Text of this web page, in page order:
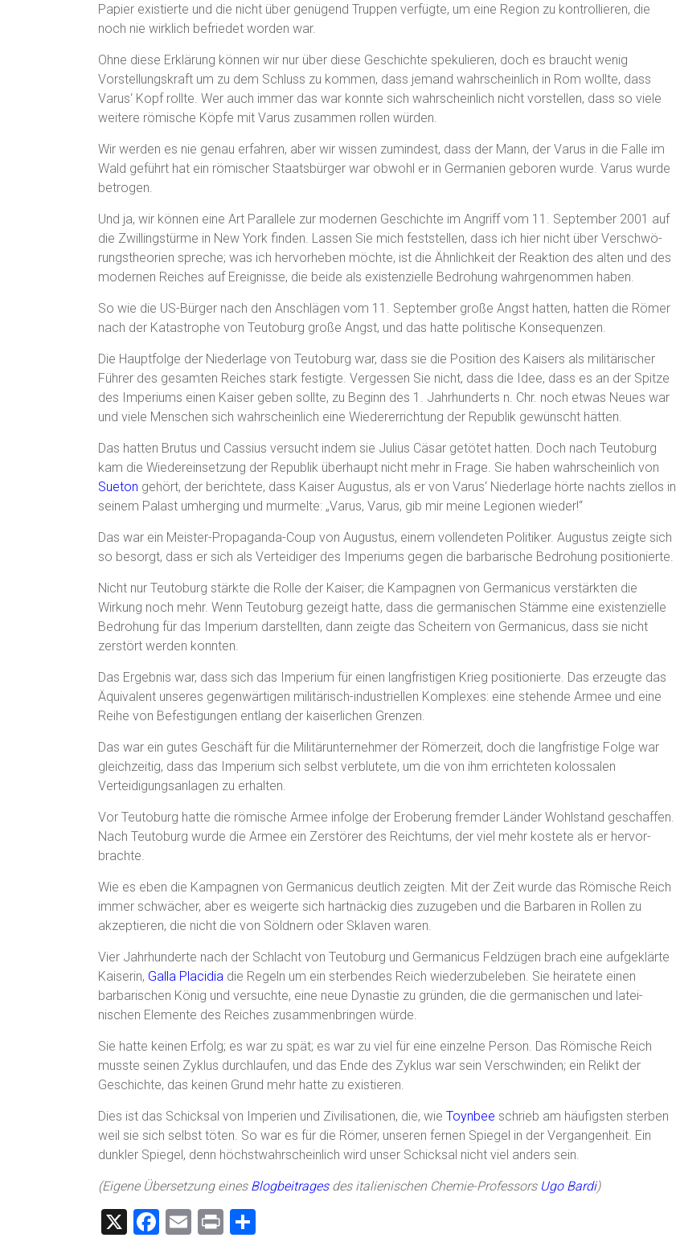
Papier existierte und die nicht über genügend Truppen verfügte, um eine Region zu kontrollieren, die
noch nie wirklich befriedet worden war.
Ohne diese Erklärung können wir nur über diese Geschichte spekulieren, doch es braucht wenig
Vorstellungskraft um zu dem Schluss zu kommen, dass jemand wahrscheinlich in Rom wollte, dass
Varus‘ Kopf rollte. Wer auch immer das war konnte sich wahrscheinlich nicht vorstellen, dass so viele
weitere römische Köpfe mit Varus zusammen rollen würden.
Wir werden es nie genau erfahren, aber wir wissen zumindest, dass der Mann, der Varus in die Falle im
Wald geführt hat ein römischer Staatsbürger war obwohl er in Germanien geboren wurde. Varus wurde
betrogen.
Und ja, wir können eine Art Parallele zur modernen Geschichte im Angriff vom 11. September 2001 auf
die Zwillingstürme in New York finden. Lassen Sie mich feststellen, dass ich hier nicht über Verschwö-
rungstheorien spreche; was ich hervorheben möchte, ist die Ähnlichkeit der Reaktion des alten und des
modernen Reiches auf Ereignisse, die beide als existenzielle Bedrohung wahrgenommen haben.
So wie die US-Bürger nach den Anschlägen vom 11. September große Angst hatten, hatten die Römer
nach der Katastrophe von Teutoburg große Angst, und das hatte politische Konsequenzen.
Die Hauptfolge der Niederlage von Teutoburg war, dass sie die Position des Kaisers als militärischer
Führer des gesamten Reiches stark festigte. Vergessen Sie nicht, dass die Idee, dass es an der Spitze
des Imperiums einen Kaiser geben sollte, zu Beginn des 1. Jahrhunderts n. Chr. noch etwas Neues war
und viele Menschen sich wahrscheinlich eine Wiedererrichtung der Republik gewünscht hätten.
Das hatten Brutus und Cassius versucht indem sie Julius Cäsar getötet hatten. Doch nach Teutoburg
kam die Wiedereinsetzung der Republik überhaupt nicht mehr in Frage. Sie haben wahrscheinlich von
Sueton gehört, der berichtete, dass Kaiser Augustus, als er von Varus‘ Niederlage hörte nachts ziellos in
seinem Palast umherging und murmelte: „Varus, Varus, gib mir meine Legionen wieder!“
Das war ein Meister-Propaganda-Coup von Augustus, einem vollendeten Politiker. Augustus zeigte sich
so besorgt, dass er sich als Verteidiger des Imperiums gegen die barbarische Bedrohung positionierte.
Nicht nur Teutoburg stärkte die Rolle der Kaiser; die Kampagnen von Germanicus verstärkten die
Wirkung noch mehr. Wenn Teutoburg gezeigt hatte, dass die germanischen Stämme eine existenzielle
Bedrohung für das Imperium darstellten, dann zeigte das Scheitern von Germanicus, dass sie nicht
zerstört werden konnten.
Das Ergebnis war, dass sich das Imperium für einen langfristigen Krieg positionierte. Das erzeugte das
Äquivalent unseres gegenwärtigen militärisch-industriellen Komplexes: eine stehende Armee und eine
Reihe von Befestigungen entlang der kaiserlichen Grenzen.
Das war ein gutes Geschäft für die Militärunternehmer der Römerzeit, doch die langfristige Folge war
gleichzeitig, dass das Imperium sich selbst verblutete, um die von ihm errichteten kolossalen
Verteidigungsanlagen zu erhalten.
Vor Teutoburg hatte die römische Armee infolge der Eroberung fremder Länder Wohlstand geschaffen.
Nach Teutoburg wurde die Armee ein Zerstörer des Reichtums, der viel mehr kostete als er hervor-
brachte.
Wie es eben die Kampagnen von Germanicus deutlich zeigten. Mit der Zeit wurde das Römische Reich
immer schwächer, aber es weigerte sich hartnäckig dies zuzugeben und die Barbaren in Rollen zu
akzeptieren, die nicht die von Söldnern oder Sklaven waren.
Vier Jahrhunderte nach der Schlacht von Teutoburg und Germanicus Feldzügen brach eine aufgeklärte
Kaiserin, Galla Placidia die Regeln um ein sterbendes Reich wiederzubeleben. Sie heiratete einen
barbarischen König und versuchte, eine neue Dynastie zu gründen, die die germanischen und latei-
nischen Elemente des Reiches zusammenbringen würde.
Sie hatte keinen Erfolg; es war zu spät; es war zu viel für eine einzelne Person. Das Römische Reich
musste seinen Zyklus durchlaufen, und das Ende des Zyklus war sein Verschwinden; ein Relikt der
Geschichte, das keinen Grund mehr hatte zu existieren.
Dies ist das Schicksal von Imperien und Zivilisationen, die, wie Toynbee schrieb am häufigsten sterben
weil sie sich selbst töten. So war es für die Römer, unseren fernen Spiegel in der Vergangenheit. Ein
dunkler Spiegel, denn höchstwahrscheinlich wird unser Schicksal nicht viel anders sein.
(Eigene Übersetzung eines Blogbeitragesdes italienischen Chemie-Professors Ugo Bardi)
X
F
E
Pr